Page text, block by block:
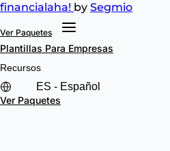
financialaha! by Segmio
Ver Paquetes
Plantillas Para Empresas
Recursos
Ver Paquetes